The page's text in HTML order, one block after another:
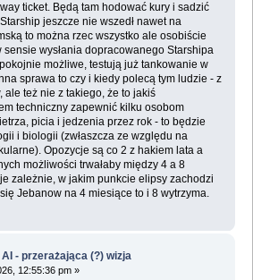
ticket. Będą tam hodować kury i sadzić
jeszcze nie wszedł nawet na
to można rzec wszystko ale osobiście
wysłania dopracowanego Starshipa
możliwe, testują już tankowanie w
sprawa to czy i kiedy polecą tym ludzie - z
ale też nie z takiego, że to jakiś
techniczny zapewnić kilku osobom
picia i jedzenia przez rok - to będzie
i biologii (zwłaszcza ze względu na
Opozycje są co 2 z hakiem lata a
możliwości trwałaby między 4 a 8
zależnie, w jakim punkcie elipsy zachodzi
Jebanow na 4 miesiące to i 8 wytrzyma.
AI - przerażająca (?) wizja
12:55:36 pm »